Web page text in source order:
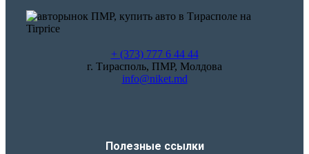
+ (373) 777 6 44 44
г. Тирасполь, ПМР, Молдова
info@niket.md
Полезные ссылки